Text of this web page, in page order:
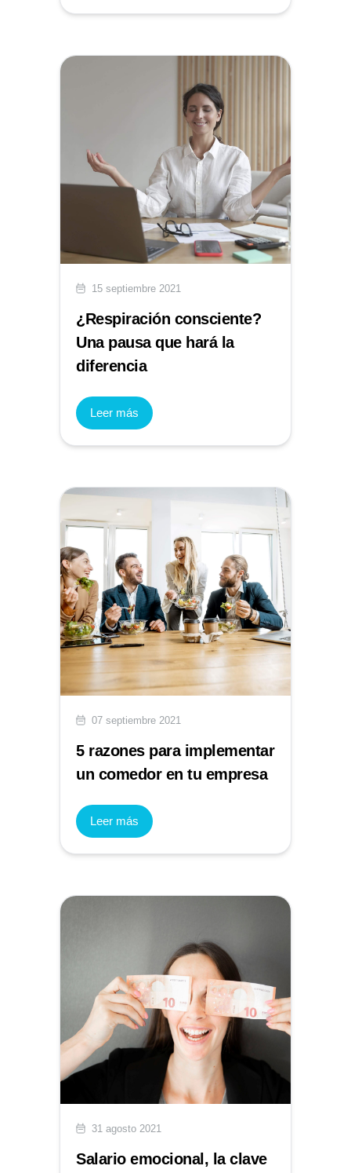
15 septiembre 2021
¿Respiración consciente?
Una pausa que hará la
diferencia
Leer más
07 septiembre 2021
5 razones para implementar
un comedor en tu empresa
Leer más
31 agosto 2021
Salario emocional, la clave